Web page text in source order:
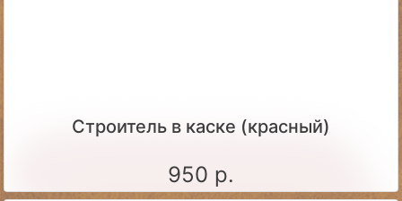
Строитель в каске (красный)
950 р.